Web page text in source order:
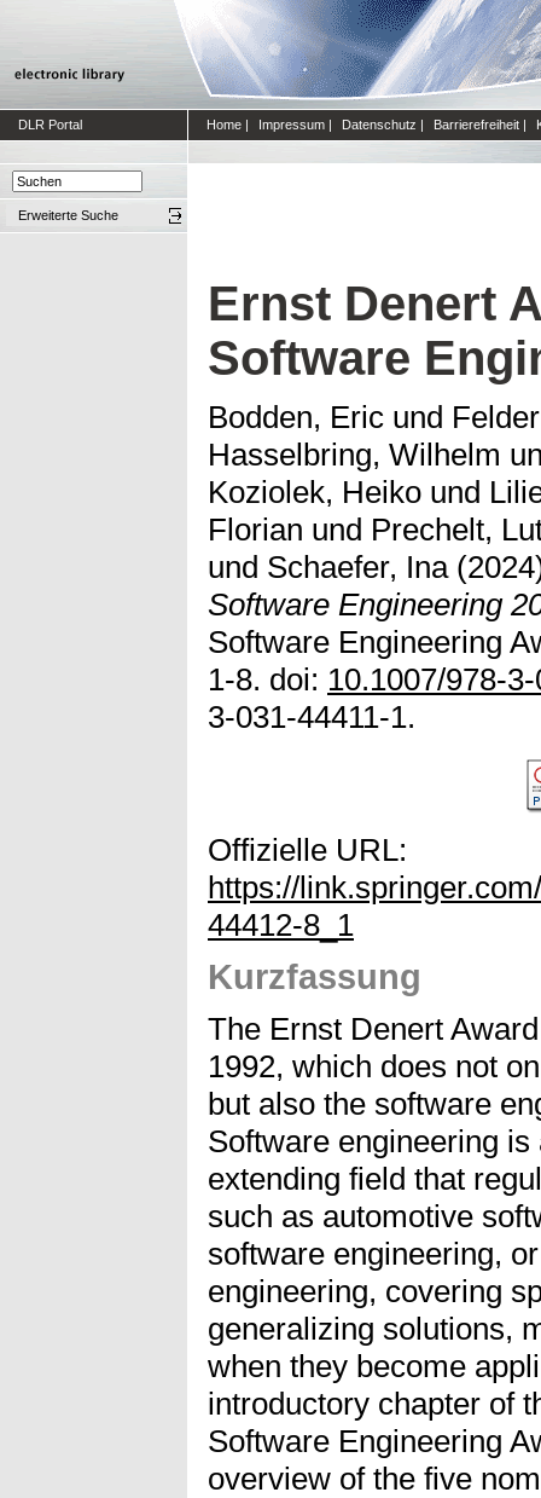
DLR Portal Home | Impressum | Datenschutz | Barrierefreiheit |
Erweiterte Suche
Ernst Denert
Software
Bodden, Eric und
Hasselbring, Wilhelm
Koziolek, Heiko und
Florian und Prechelt,
und Schaefer, Ina
Software Engineering
Software Engineering
1-8. doi: 10.1007/978-
3-031-44411-1.
Offizielle URL:
https://
44412-8_1
Kurzfassung
The Ernst Denert
1992, which does not
but also the software
Software engineering
extending field that
such as automotive
software engineering,
engineering, covering
generalizing solutions,
when they become
introductory chapter of
Software Engineering
overview of the five